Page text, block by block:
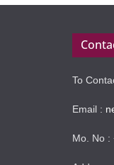
To
Email :
Mo. No :